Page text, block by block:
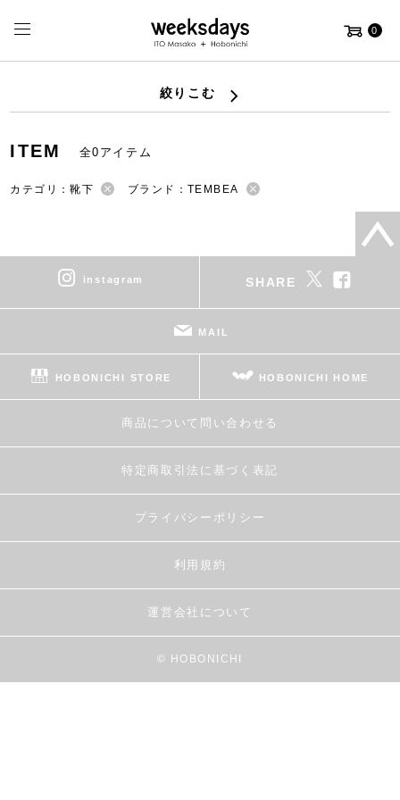
0
絞りこむ
ITEM 全0アイテム
カテゴリ：靴下 ブランド：TEMBEA
instagram SHARE
MAIL
HOBONICHI STORE HOBONICHI HOME
商品について問い合わせる
特定商取引法に基づく表記
プライバシーポリシー
利用規約
運営会社について
© HOBONICHI